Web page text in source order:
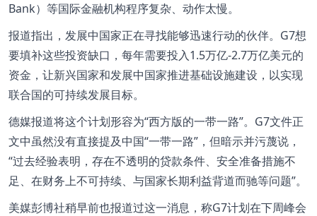
Bank）等国际金融机构程序复杂、动作太慢。
报道指出，发展中国家正在寻找能够迅速行动的伙伴。G7想
要填补这些投资缺口，每年需要投入1.5万亿-2.7万亿美元的
资金，让新兴国家和发展中国家推进基础设施建设，以实现
联合国的可持续发展目标。
德媒报道将这个计划形容为“西方版的一带一路”。G7文件正
文中虽然没有直接提及中国“一带一路”，但暗示并污蔑说，
“过去经验表明，存在不透明的贷款条件、安全准备措施不
足、在财务上不可持续、与国家长期利益背道而驰等问题”。
美媒彭博社稍早前也报道过这一消息，称G7计划在下周峰会